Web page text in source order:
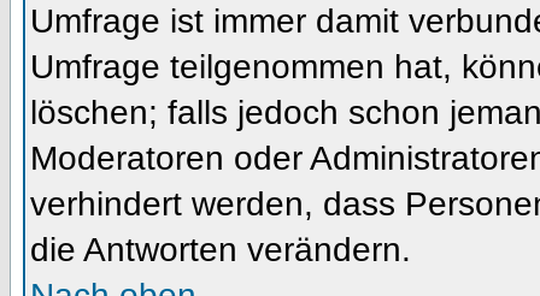
Umfrage ist immer damit
Umfrage teilgenommen hat,
löschen; falls jedoch schon
Moderatoren oder
verhindert werden, dass
die Antworten verändern.